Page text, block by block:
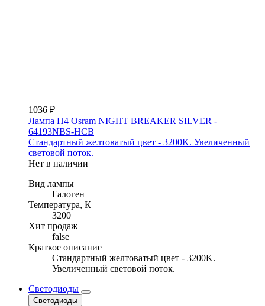
1036 ₽
Лампа H4 Osram NIGHT BREAKER SILVER -
64193NBS-HCB
Стандартный желтоватый цвет - 3200K. Увеличенный
световой поток.
Нет в наличии
Вид лампы
Галоген
Температура, К
3200
Хит продаж
false
Краткое описание
Стандартный желтоватый цвет - 3200K.
Увеличенный световой поток.
Светодиоды
Светодиоды